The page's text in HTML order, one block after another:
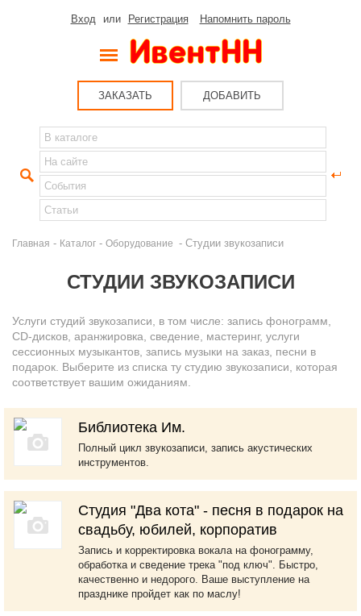
Вход или Регистрация Напомнить пароль
ЗАКАЗАТЬ ДОБАВИТЬ
Главная - Каталог - Оборудование - Студии звукозаписи
СТУДИИ ЗВУКОЗАПИСИ
Услуги студий звукозаписи, в том числе: запись фонограмм,
CD-дисков, аранжировка, сведение, мастеринг, услуги
сессионных музыкантов, запись музыки на заказ, песни в
подарок. Выберите из списка ту студию звукозаписи, которая
соответствует вашим ожиданиям.
Библиотека Им.
Полный цикл звукозаписи, запись акустических
инструментов.
Студия "Два кота" - песня в подарок на
свадьбу, юбилей, корпоратив
Запись и корректировка вокала на фонограмму,
обработка и сведение трека "под ключ". Быстро,
качественно и недорого. Ваше выступление на
празднике пройдет как по маслу!